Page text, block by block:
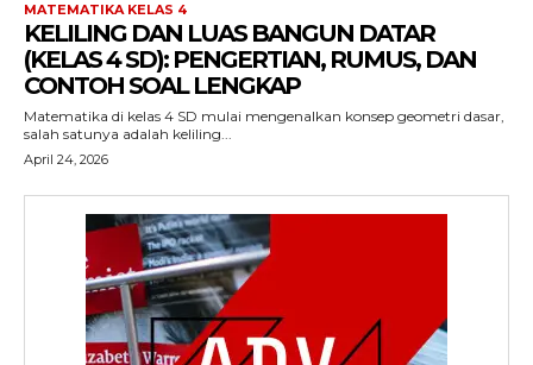
MATEMATIKA KELAS 4
KELILING DAN LUAS BANGUN DATAR
(KELAS 4 SD): PENGERTIAN, RUMUS, DAN
CONTOH SOAL LENGKAP
Matematika di kelas 4 SD mulai mengenalkan konsep geometri dasar,
salah satunya adalah keliling...
April 24, 2026